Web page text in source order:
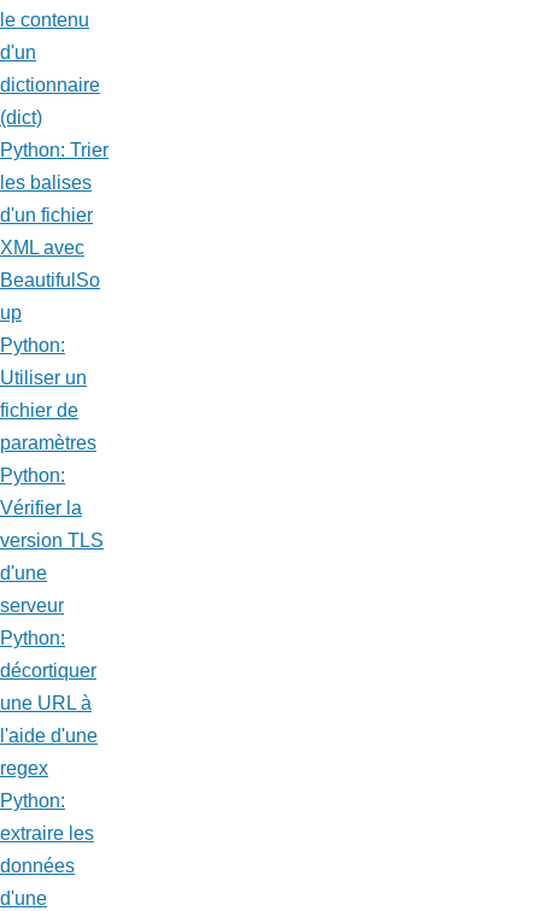
le contenu
d'un
dictionnaire
(dict)
Python: Trier
les balises
d'un fichier
XML avec
BeautifulSo
up
Python:
Utiliser un
fichier de
paramètres
Python:
Vérifier la
version TLS
d'une
serveur
Python:
décortiquer
une URL à
l'aide d'une
regex
Python:
extraire les
données
d'une